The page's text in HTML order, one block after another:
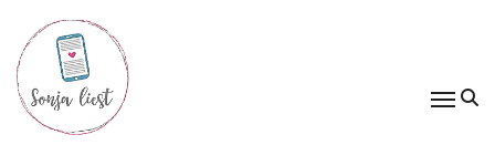
Inhalt
springen